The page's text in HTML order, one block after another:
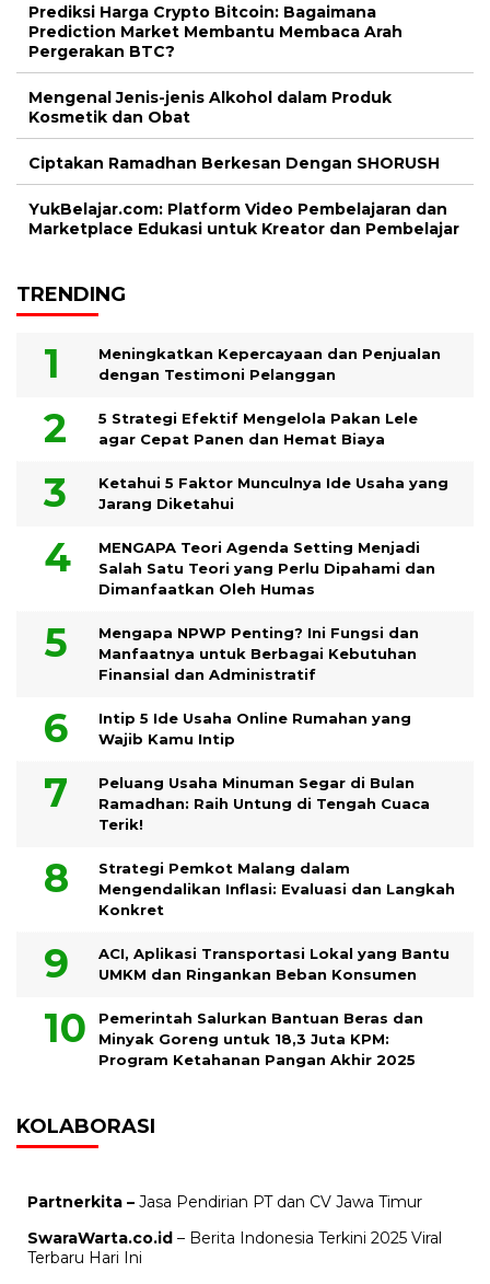
Prediksi Harga Crypto Bitcoin: Bagaimana
Prediction Market Membantu Membaca Arah
Pergerakan BTC?
Mengenal Jenis-jenis Alkohol dalam Produk
Kosmetik dan Obat
Ciptakan Ramadhan Berkesan Dengan SHORUSH
YukBelajar.com: Platform Video Pembelajaran dan
Marketplace Edukasi untuk Kreator dan Pembelajar
TRENDING
Meningkatkan Kepercayaan dan Penjualan
dengan Testimoni Pelanggan
5 Strategi Efektif Mengelola Pakan Lele
agar Cepat Panen dan Hemat Biaya
Ketahui 5 Faktor Munculnya Ide Usaha yang
Jarang Diketahui
MENGAPA Teori Agenda Setting Menjadi
Salah Satu Teori yang Perlu Dipahami dan
Dimanfaatkan Oleh Humas
Mengapa NPWP Penting? Ini Fungsi dan
Manfaatnya untuk Berbagai Kebutuhan
Finansial dan Administratif
Intip 5 Ide Usaha Online Rumahan yang
Wajib Kamu Intip
Peluang Usaha Minuman Segar di Bulan
Ramadhan: Raih Untung di Tengah Cuaca
Terik!
Strategi Pemkot Malang dalam
Mengendalikan Inflasi: Evaluasi dan Langkah
Konkret
ACI, Aplikasi Transportasi Lokal yang Bantu
UMKM dan Ringankan Beban Konsumen
Pemerintah Salurkan Bantuan Beras dan
Minyak Goreng untuk 18,3 Juta KPM:
Program Ketahanan Pangan Akhir 2025
KOLABORASI
Partnerkita – Jasa Pendirian PT dan CV Jawa Timur
SwaraWarta.co.id – Berita Indonesia Terkini 2025 Viral
Terbaru Hari Ini